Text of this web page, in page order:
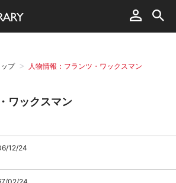
プ 人物情報：フランツ・ワックスマン
ワックスマン
12/24